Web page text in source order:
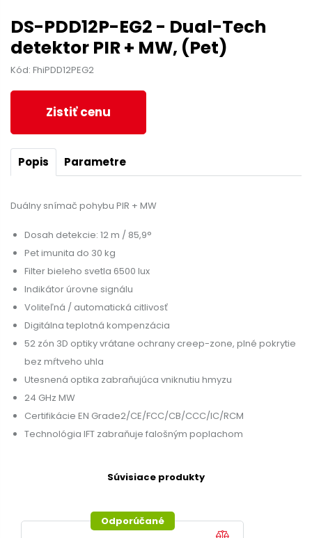
DS-PDD12P-EG2 - Dual-Tech
detektor PIR + MW, (Pet)
Kód: FhiPDD12PEG2
Zistiť cenu
Popis Parametre
Duálny snímač pohybu PIR + MW
Dosah detekcie: 12 m / 85,9°
Pet imunita do 30 kg
Filter bieleho svetla 6500 lux
Indikátor úrovne signálu
Voliteľná / automatická citlivosť
Digitálna teplotná kompenzácia
52 zón 3D optiky vrátane ochrany creep-zone, plné pokrytie
bez mŕtveho uhla
Utesnená optika zabraňujúca vniknutiu hmyzu
24 GHz MW
Certifikácie EN Grade2/CE/FCC/CB/CCC/IC/RCM
Technológia IFT zabraňuje falošným poplachom
Súvisiace produkty
Odporúčané